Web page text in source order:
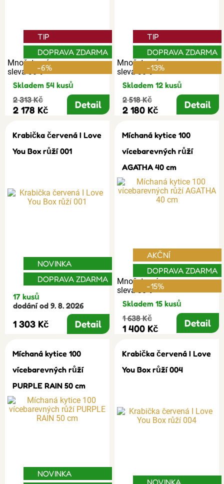
Množstevní
sleva 30%
TIP
DOPRAVA ZDARMA
-6%
Skladem 54 kusů
2 313 Kč
2 178 Kč Detail
Množstevní
sleva 30%
TIP
DOPRAVA ZDARMA
-13%
Skladem 12 kusů
2 518 Kč
2 180 Kč Detail
Krabička červená I Love
You Box růží 001
NOVINKA
DOPRAVA ZDARMA
17 kusů
dodání od 9. 8. 2026
1 303 Kč Detail
Míchaná kytice 100
vícebarevných růží
AGATHA 40 cm
Množstevní
sleva 30%
AKČNÍ
DOPRAVA ZDARMA
-15%
Skladem 15 kusů
1 638 Kč
1 400 Kč Detail
Míchaná kytice 100
vícebarevných růží
PURPLE RAIN 50 cm
NOVINKA
Krabička červená I Love
You Box růží 004
NOVINKA